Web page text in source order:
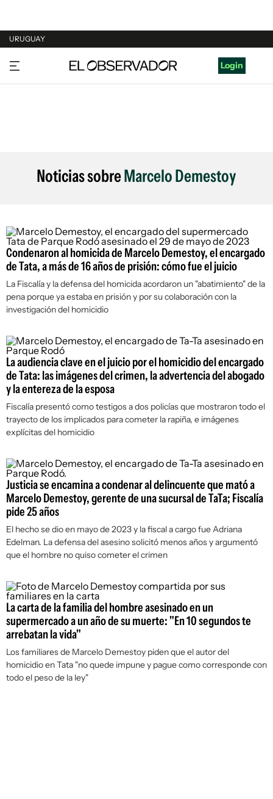
URUGUAY
URUGUAY
ARGENTINA
Login
Noticias sobreMarcelo Demestoy
Condenaron al homicida de Marcelo Demestoy, el encargado
de Tata, a más de 16 años de prisión: cómo fue el juicio
La Fiscalía y la defensa del homicida acordaron un "abatimiento" de la
pena porque ya estaba en prisión y por su colaboración con la
investigación del homicidio
La audiencia clave en el juicio por el homicidio del encargado
de Tata: las imágenes del crimen, la advertencia del abogado
y la entereza de la esposa
Fiscalía presentó como testigos a dos policías que mostraron todo el
trayecto de los implicados para cometer la rapiña, e imágenes
explícitas del homicidio
Justicia se encamina a condenar al delincuente que mató a
Marcelo Demestoy, gerente de una sucursal de TaTa; Fiscalía
pide 25 años
El hecho se dio en mayo de 2023 y la fiscal a cargo fue Adriana
Edelman. La defensa del asesino solicitó menos años y argumentó
que el hombre no quiso cometer el crimen
La carta de la familia del hombre asesinado en un
supermercado a un año de su muerte: "En 10 segundos te
arrebatan la vida"
Los familiares de Marcelo Demestoy piden que el autor del
homicidio en Tata "no quede impune y pague como corresponde con
todo el peso de la ley"